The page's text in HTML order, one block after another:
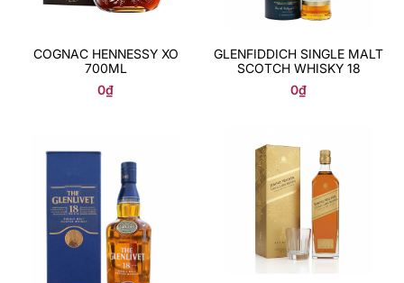
COGNAC HENNESSY XO
700ML
0₫
GLENFIDDICH SINGLE MALT
SCOTCH WHISKY 18
0₫